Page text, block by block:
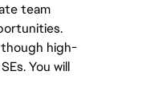
team
though high-
You will